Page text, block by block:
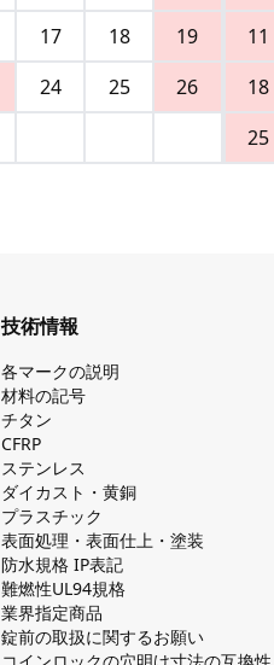
17 18
19
24 25
26
11
18
25
技術情報
各マークの説明
材料の記号
チタン
CFRP
ステンレス
ダイカスト・⻩銅
プラスチック
表面処理・表面仕上・塗装
防⽔規格 IP表記
難燃性UL94規格
業界指定商品
錠前の取扱に関するお願い